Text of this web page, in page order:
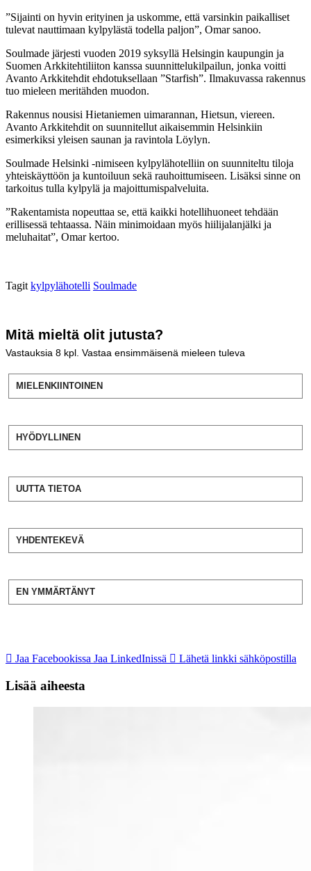
”Sijainti on hyvin erityinen ja uskomme, että varsinkin paikalliset
tulevat nauttimaan kylpylästä todella paljon”, Omar sanoo.
Soulmade järjesti vuoden 2019 syksyllä Helsingin kaupungin ja
Suomen Arkkitehtiliiton kanssa suunnittelukilpailun, jonka voitti
Avanto Arkkitehdit ehdotuksellaan ”Starfish”. Ilmakuvassa rakennus
tuo mieleen meritähden muodon.
Rakennus nousisi Hietaniemen uimarannan, Hietsun, viereen.
Avanto Arkkitehdit on suunnitellut aikaisemmin Helsinkiin
esimerkiksi yleisen saunan ja ravintola Löylyn.
Soulmade Helsinki -nimiseen kylpylähotelliin on suunniteltu tiloja
yhteiskäyttöön ja kuntoiluun sekä rauhoittumiseen. Lisäksi sinne on
tarkoitus tulla kylpylä ja majoittumispalveluita.
”Rakentamista nopeuttaa se, että kaikki hotellihuoneet tehdään
erillisessä tehtaassa. Näin minimoidaan myös hiilijalanjälki ja
meluhaitat”, Omar kertoo.
Tagit kylpylähotelli Soulmade
Mitä mieltä olit jutusta?
Vastauksia 8 kpl. Vastaa ensimmäisenä mieleen tuleva
MIELENKIINTOINEN
HYÖDYLLINEN
UUTTA TIETOA
YHDENTEKEVÄ
EN YMMÄRTÄNYT
Jaa Facebookissa Jaa LinkedInissä Lähetä linkki sähköpostilla
Lisää aiheesta